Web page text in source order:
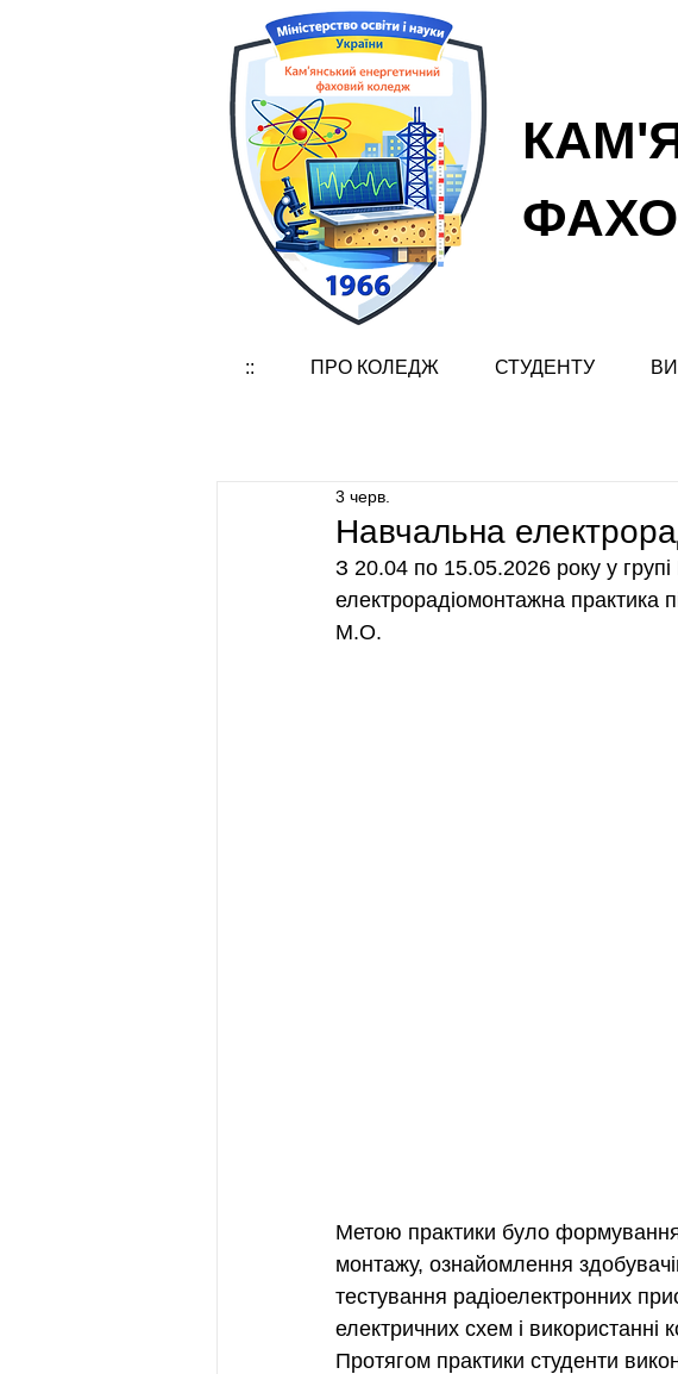
:: ПРО КОЛЕДЖ СТУДЕНТУ
Навчальна
3 черв.
З 20.04 по 15.05.2026 року у
електрорадіомонтажна практика
М.О.
Метою практики було
монтажу, ознайомлення
тестування радіоелектронних
електричних схем і
Протягом практики студенти